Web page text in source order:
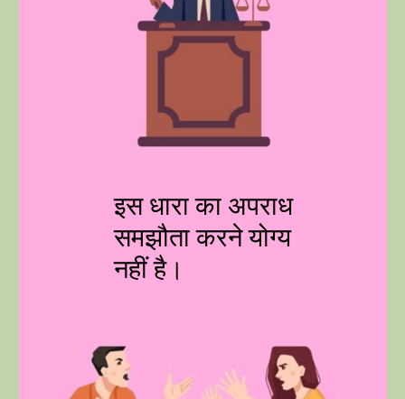
इस धारा का अपराध
समझौता करने योग्य
नहीं है।